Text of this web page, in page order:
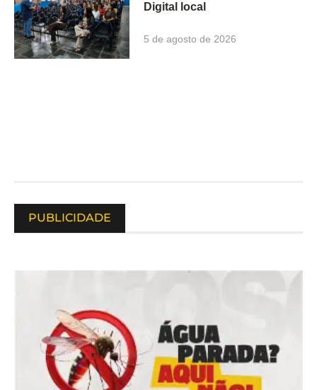
Digital local
5 de agosto de 2026
PUBLICIDADE